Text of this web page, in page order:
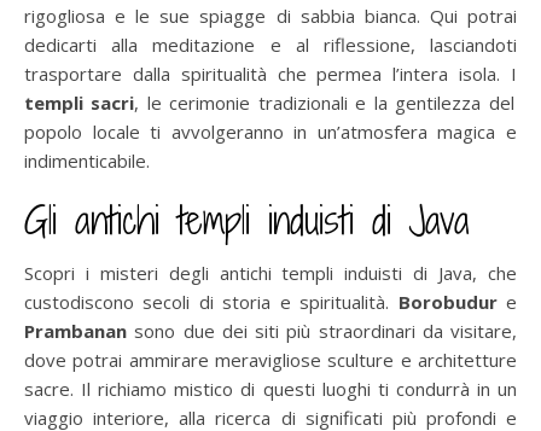
rigogliosa e le sue spiagge di sabbia bianca. Qui potrai
dedicarti alla meditazione e al riflessione, lasciandoti
trasportare dalla spiritualità che permea l’intera isola. I
templi sacri, le cerimonie tradizionali e la gentilezza del
popolo locale ti avvolgeranno in un’atmosfera magica e
indimenticabile.
Gli antichi templi induisti di Java
Scopri i misteri degli antichi templi induisti di Java, che
custodiscono secoli di storia e spiritualità. Borobudure
Prambanan sono due dei siti più straordinari da visitare,
dove potrai ammirare meravigliose sculture e architetture
sacre. Il richiamo mistico di questi luoghi ti condurrà in un
viaggio interiore, alla ricerca di significati più profondi e